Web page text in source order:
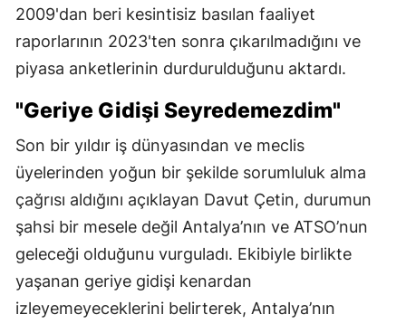
2009'dan beri kesintisiz basılan faaliyet
raporlarının 2023'ten sonra çıkarılmadığını ve
piyasa anketlerinin durdurulduğunu aktardı.
"Geriye Gidişi Seyredemezdim"
Son bir yıldır iş dünyasından ve meclis
üyelerinden yoğun bir şekilde sorumluluk alma
çağrısı aldığını açıklayan Davut Çetin, durumun
şahsi bir mesele değil Antalya’nın ve ATSO’nun
geleceği olduğunu vurguladı. Ekibiyle birlikte
yaşanan geriye gidişi kenardan
izleyemeyeceklerini belirterek, Antalya’nın